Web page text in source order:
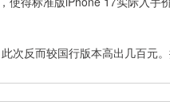
反而较国行版本高出几百元